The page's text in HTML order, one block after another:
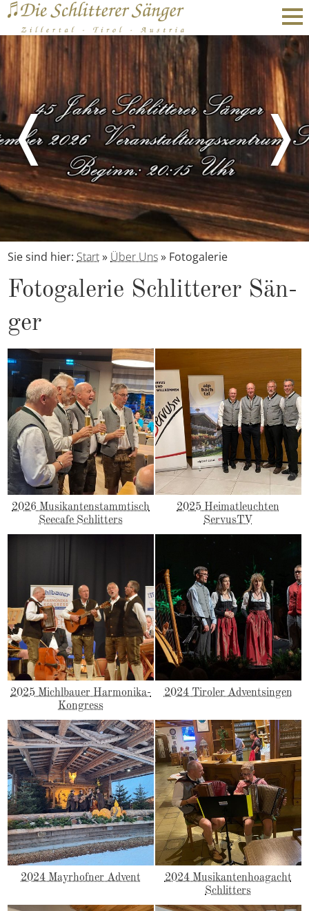
❬ ❭
Sie sind hier: Start» Über Uns» Fotogalerie
Fo­to­ga­le­rie Schlit­te­rer Sän­
ger
2026 Musikantenstammtisch
Seecafe Schlitters
2025 Heimatleuchten
ServusTV
2025 Michlbauer Harmonika-
Kongress
2024 Tiroler Adventsingen
2024 Mayrhofner Advent
2024 Musikantenhoagacht
Schlitters